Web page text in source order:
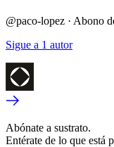
@paco-lopez · Abono
Sigue a 1 autor
Abónate a sustrato.
Entérate de lo que está